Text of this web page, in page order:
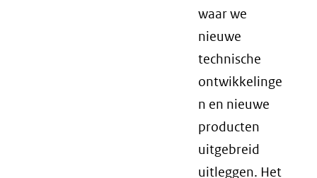
waar we
nieuwe
technische
ontwikkelinge
n en nieuwe
producten
uitgebreid
uitleggen. Het